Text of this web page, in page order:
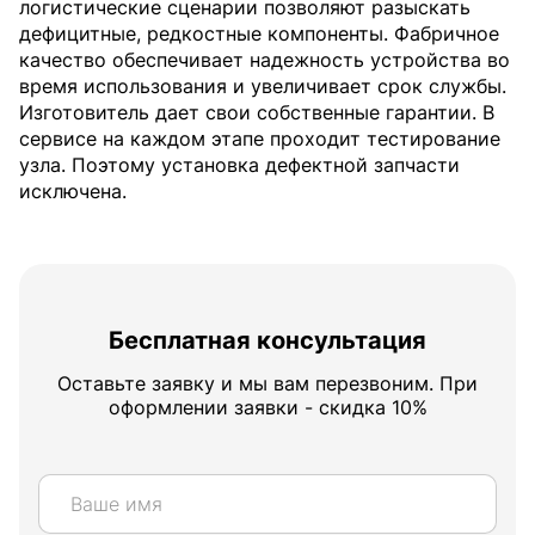
логистические сценарии позволяют разыскать
дефицитные, редкостные компоненты. Фабричное
качество обеспечивает надежность устройства во
время использования и увеличивает срок службы.
Изготовитель дает свои собственные гарантии. В
сервисе на каждом этапе проходит тестирование
узла. Поэтому установка дефектной запчасти
исключена.
Бесплатная консультация
Оставьте заявку и мы вам перезвоним. При
оформлении заявки - скидка 10%